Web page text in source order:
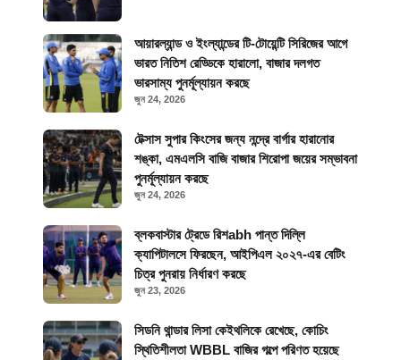
আয়ারল্যান্ড ও ইংল্যান্ডের টি-টোয়েন্টি সিরিজের আগে
ভারত নিতিশ রেড্ডিকে হারালো, বাজার দলগত
ভারসাম্য পুনর্মূল্যায়ন করছে
জুন 24, 2026
টেক্সাস সুপার কিংসের জন্য নন্দ্রে বার্গার হারানোর
শঙ্কা, এমএলসি বাজি বাজার শিরোপা জয়ের সম্ভাবনা
পুনর্মূল্যায়ন করছে
জুন 24, 2026
ব্লকবাস্টার ট্রেডে রিশabh পান্ত দিল্লি
ক্যাপিটালসে ফিরছেন, আইপিএল ২০২৭-এর বেটিং
চিত্র পুনরায় নির্ধারণ করছে
জুন 23, 2026
সিডনি থান্ডার লিসা কেইথলিকে রেখেছে, কোচিং
স্থিতিশীলতা WBBL বাজির গল্পে পরিণত হয়েছে